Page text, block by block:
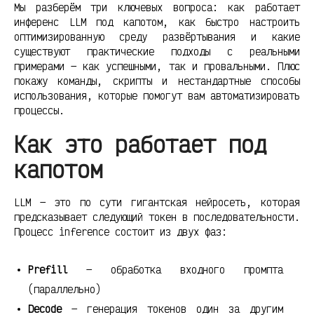
Мы разберём три ключевых вопроса: как работает
инференс LLM под капотом, как быстро настроить
оптимизированную среду развёртывания и какие
существуют практические подходы с реальными
примерами — как успешными, так и провальными. Плюс
покажу команды, скрипты и нестандартные способы
использования, которые помогут вам автоматизировать
процессы.
Как это работает под
капотом
LLM — это по сути гигантская нейросеть, которая
предсказывает следующий токен в последовательности.
Процесс inference состоит из двух фаз:
Prefill— обработка входного промпта
(параллельно)
Decode— генерация токенов один за другим